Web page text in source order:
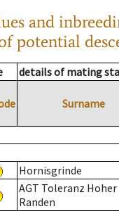
and
potential
details of mating
Surname
Hornisgrinde
AGT Toleranz Hoher
Randen